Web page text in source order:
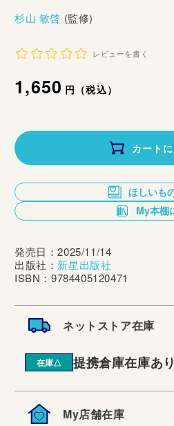
杉山 敏啓 (監修)
レビューを書く
通
価
格
1,650円（税込）
カート
ほしいも
My本棚
発売日：2025/11/14
出版社：新星出版社
ISBN：9784405120471
ネットストア在庫
在庫△ 提携倉庫在庫あり
My店舗在庫